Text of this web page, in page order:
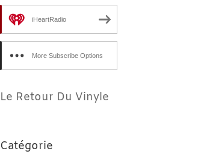
iHeartRadio
More Subscribe Options
Le Retour Du Vinyle
Catégorie